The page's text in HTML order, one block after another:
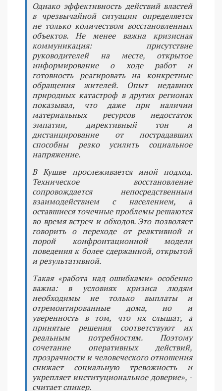
Однако эффективность действий властей
в чрезвычайной ситуации определяется
не только количеством восстановленных
объектов. Не менее важна кризисная
коммуникация: присутствие
руководителей на месте, открытое
информирование о ходе работ и
готовность реагировать на конкретные
обращения жителей. Опыт недавних
природных катастроф в других регионах
показывал, что даже при наличии
материальных ресурсов недостаток
эмпатии, директивный тон и
дистанцирование от пострадавших
способны резко усилить социальное
напряжение.
В Кушве прослеживается иной подход.
Техническое восстановление
сопровождается непосредственным
взаимодействием с населением, а
оставшиеся точечные проблемы решаются
во время встреч и обходов. Это позволяет
говорить о переходе от реактивной и
порой конфронтационной модели
поведения к более сдержанной, открытой
и результативной.
Такая «работа над ошибками» особенно
важна: в условиях кризиса людям
необходимы не только выплаты и
отремонтированные дома, но и
уверенность в том, что их слышат, а
принятые решения соответствуют их
реальным потребностям. Поэтому
сочетание оперативных действий,
прозрачности и человеческого отношения
снижает социальную тревожность и
укрепляет институциональное доверие», -
считает спикер.